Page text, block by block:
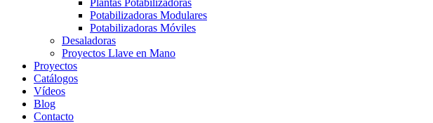
Plantas Potabilizadoras
Potabilizadoras Modulares
Potabilizadoras Móviles
Desaladoras
Proyectos Llave en Mano
Proyectos
Catálogos
Vídeos
Blog
Contacto